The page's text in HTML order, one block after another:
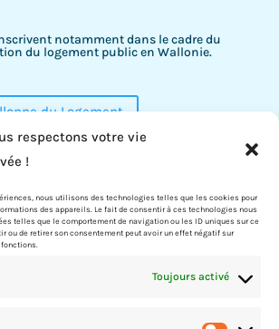
respectons votre vie
!
nous utilisons des technologies telles que les cookies pour
des appareils. Le fait de consentir à ces technologies nous
telles que le comportement de navigation ou les ID uniques sur ce
ou de retirer son consentement peut avoir un effet négatif sur
Toujours activé
notamment dans le cadre du
du logement public en Wallonie.
du Logement
est l’une des 62 Sociétés de Logement
en Région Wallonne. Les S.L.S.P.